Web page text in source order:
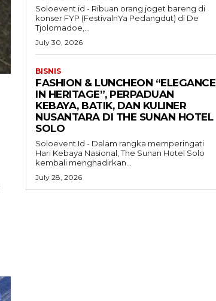
Soloevent.id - Ribuan orang joget bareng di
konser FYP (FestivalnYa Pedangdut) di De
Tjolomadoe,...
July 30, 2026
BISNIS
FASHION & LUNCHEON “ELEGANCE
IN HERITAGE”, PERPADUAN
KEBAYA, BATIK, DAN KULINER
NUSANTARA DI THE SUNAN HOTEL
SOLO
Soloevent.Id - Dalam rangka memperingati
Hari Kebaya Nasional, The Sunan Hotel Solo
kembali menghadirkan...
July 28, 2026